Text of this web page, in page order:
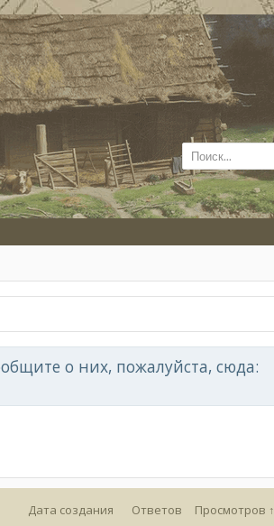
о них, пожалуйста, сюда:
Дата создания Ответов Просмотров ↑